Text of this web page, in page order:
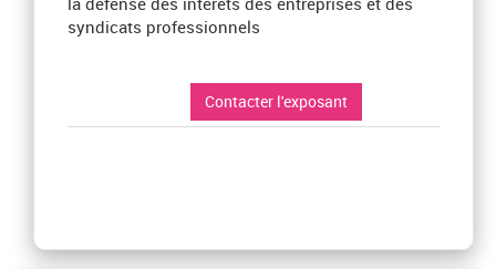
syndicats professionnels
Contacter l'exposant